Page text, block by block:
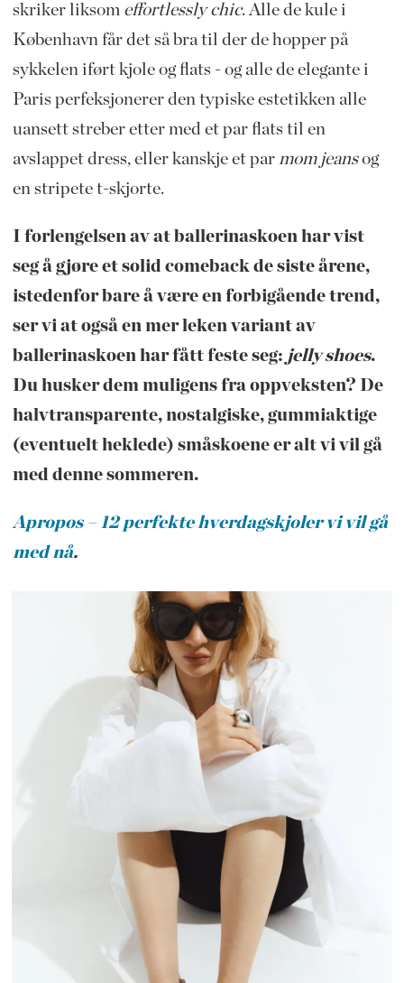
skriker liksom effortlessly chic. Alle de kule i
København får det så bra til der de hopper på
sykkelen iført kjole og flats - og alle de elegante i
Paris perfeksjonerer den typiske estetikken alle
uansett streber etter med et par flats til en
avslappet dress, eller kanskje et par mom jeansog
en stripete t-skjorte.
I forlengelsen av at ballerinaskoen har vist
seg å gjøre et solid comeback de siste årene,
istedenfor bare å være en forbigående trend,
ser vi at også en mer leken variant av
ballerinaskoen har fått feste seg: jelly shoes.
Du husker dem muligens fra oppveksten? De
halvtransparente, nostalgiske, gummiaktige
(eventuelt heklede) småskoene er alt vi vil gå
med denne sommeren.
Apropos – 12 perfekte hverdagskjoler vi vil gå
med nå.